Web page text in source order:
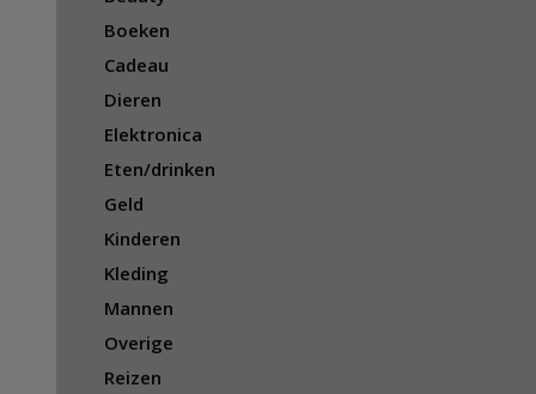
Boeken
Cadeau
Dieren
Elektronica
Eten/drinken
Geld
Kinderen
Kleding
Mannen
Overige
Reizen